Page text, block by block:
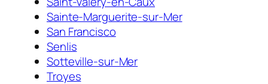
Sainte-Marguerite-sur-Mer
San Francisco
Senlis
Sotteville-sur-Mer
Troyes